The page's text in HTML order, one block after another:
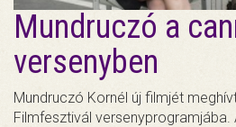
Mundruczó a
versenyben
Mundruczó Kornél új filmjét
Filmfesztivál versenyprogramjába.